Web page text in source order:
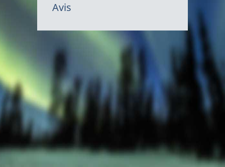
Avis
Canada